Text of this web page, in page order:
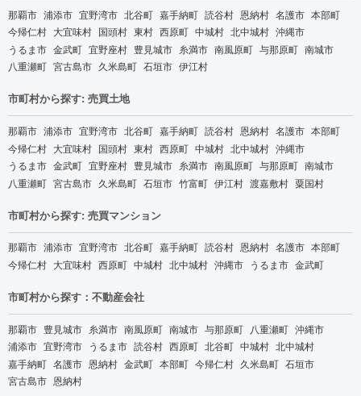
那覇市 浦添市 宜野湾市 北谷町 嘉手納町 読谷村 恩納村 名護市 本部町
今帰仁村 大宜味村 国頭村 東村 西原町 中城村 北中城村 沖縄市
うるま市 金武町 宜野座村 豊見城市 糸満市 南風原町 与那原町 南城市
八重瀬町 宮古島市 久米島町 石垣市 伊江村
市町村から探す: 売買土地
那覇市 浦添市 宜野湾市 北谷町 嘉手納町 読谷村 恩納村 名護市 本部町
今帰仁村 大宜味村 国頭村 東村 西原町 中城村 北中城村 沖縄市
うるま市 金武町 宜野座村 豊見城市 糸満市 南風原町 与那原町 南城市
八重瀬町 宮古島市 久米島町 石垣市 竹富町 伊江村 渡嘉敷村 粟国村
市町村から探す: 売買マンション
那覇市 浦添市 宜野湾市 北谷町 嘉手納町 読谷村 恩納村 名護市 本部町
今帰仁村 大宜味村 西原町 中城村 北中城村 沖縄市 うるま市 金武町
市町村から探す：不動産会社
那覇市 豊見城市 糸満市 南風原町 南城市 与那原町 八重瀬町 沖縄市
浦添市 宜野湾市 うるま市 読谷村 西原町 北谷町 中城村 北中城村
嘉手納町 名護市 恩納村 金武町 本部町 今帰仁村 久米島町 石垣市
宮古島市 恩納村